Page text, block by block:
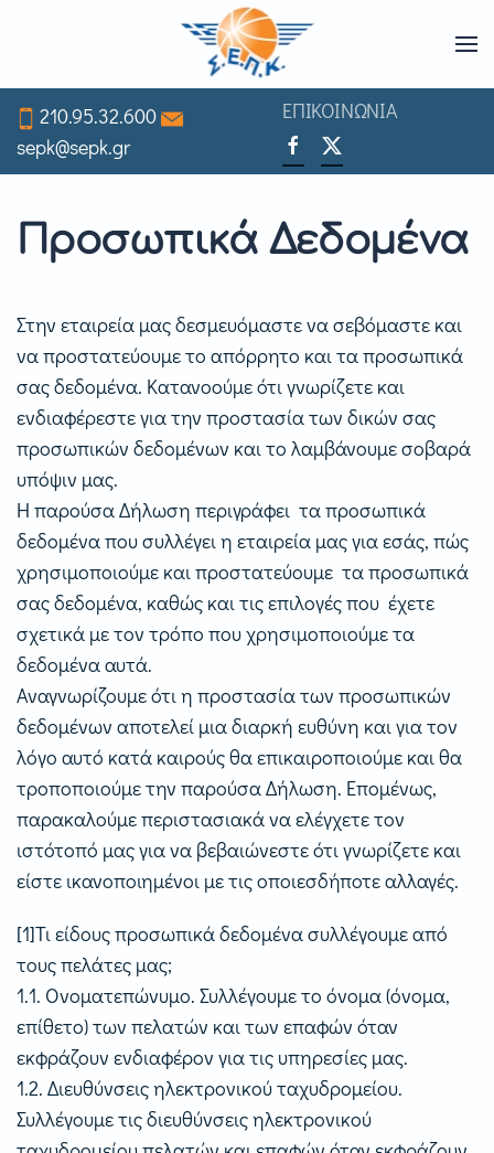
to
main
content
210.95.32.600
sepk@sepk.gr
ΕΠΙΚΟΙΝΩΝΙΑ
Προσωπικά Δεδομένα
Στην εταιρεία μας δεσμευόμαστε να σεβόμαστε και
να προστατεύουμε το απόρρητο και τα προσωπικά
σας δεδομένα. Κατανοούμε ότι γνωρίζετε και
ενδιαφέρεστε για την προστασία των δικών σας
προσωπικών δεδομένων και το λαμβάνουμε σοβαρά
υπόψιν μας.
Η παρούσα Δήλωση περιγράφει τα προσωπικά
δεδομένα που συλλέγει η εταιρεία μας για εσάς, πώς
χρησιμοποιούμε και προστατεύουμε τα προσωπικά
σας δεδομένα, καθώς και τις επιλογές που έχετε
σχετικά με τον τρόπο που χρησιμοποιούμε τα
δεδομένα αυτά.
Αναγνωρίζουμε ότι η προστασία των προσωπικών
δεδομένων αποτελεί μια διαρκή ευθύνη και για τον
λόγο αυτό κατά καιρούς θα επικαιροποιούμε και θα
τροποποιούμε την παρούσα Δήλωση. Επομένως,
παρακαλούμε περιστασιακά να ελέγχετε τον
ιστότοπό μας για να βεβαιώνεστε ότι γνωρίζετε και
είστε ικανοποιημένοι με τις οποιεσδήποτε αλλαγές.
[1]Τι είδους προσωπικά δεδομένα συλλέγουμε από
τους πελάτες μας;
1.1. Ονοματεπώνυμο. Συλλέγουμε το όνομα (όνομα,
επίθετο) των πελατών και των επαφών όταν
εκφράζουν ενδιαφέρον για τις υπηρεσίες μας.
1.2. Διευθύνσεις ηλεκτρονικού ταχυδρομείου.
Συλλέγουμε τις διευθύνσεις ηλεκτρονικού